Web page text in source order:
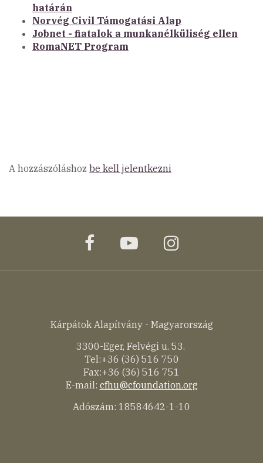
határán
Norvég Civil Támogatási Alap
Jobnet - fiatalok a munkanélküliség ellen
RomaNET Program
A hozzászóláshoz be kell jelentkezni
facebookyoutubeinstagram
Kárpátok Alapítvány - Magyarország
3300-Eger, Felvégi u. 53.
Tel:+36 (36) 516 750
Fax:+36 (36) 516 751
E-mail: cfhu@cfoundation.org
Adószám: 18584642-1-10